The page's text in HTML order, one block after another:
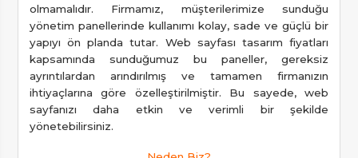
olmamalıdır. Firmamız, müşterilerimize sunduğu
yönetim panellerinde kullanımı kolay, sade ve güçlü bir
yapıyı ön planda tutar. Web sayfası tasarım fiyatları
kapsamında sunduğumuz bu paneller, gereksiz
ayrıntılardan arındırılmış ve tamamen firmanızın
ihtiyaçlarına göre özelleştirilmiştir. Bu sayede, web
sayfanızı daha etkin ve verimli bir şekilde
yönetebilirsiniz.